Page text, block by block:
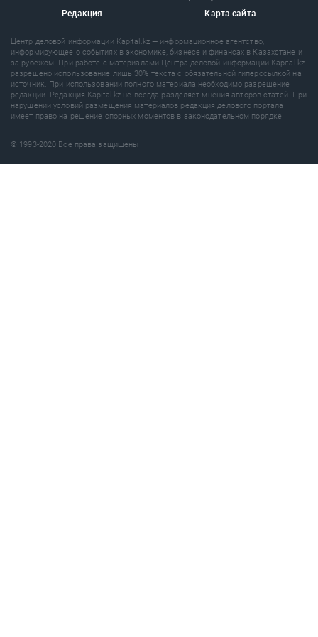
Редакция
Карта сайта
Центр деловой информации Kapital.kz — информационное агентство,
информирующее о событиях в экономике, бизнесе и финансах в Казахстане и
за рубежом. При работе с материалами Центра деловой информации Kapital.kz
разрешено использование лишь 30% текста с обязательной гиперссылкой на
источник. При использовании полного материала необходимо разрешение
редакции. Редакция Kapital.kz не всегда разделяет мнения авторов статей. При
нарушении условий размещения материалов редакция делового портала
имеет право на решение спорных моментов в законодательном порядке
© 1993-2020 Все права защищены